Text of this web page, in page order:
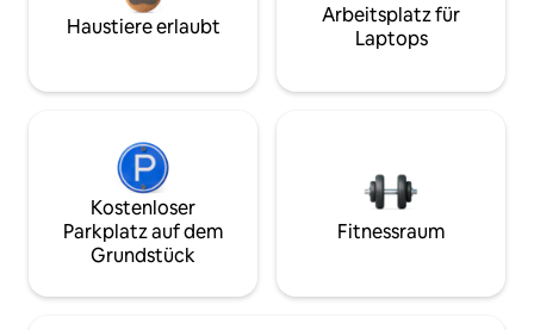
Haustiere erlaubt
Arbeitsplatz für
Laptops
Kostenloser
Parkplatz auf dem
Grundstück
Fitnessraum